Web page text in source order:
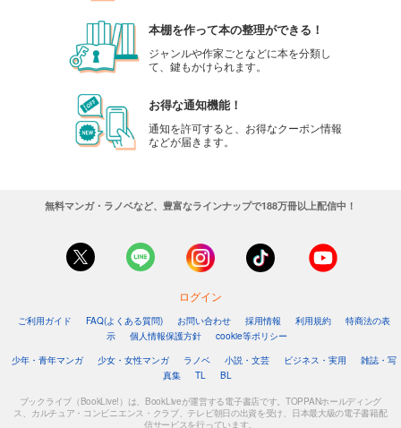
本棚を作って本の整理ができる！
ジャンルや作家ごとなどに本を分類し
て、鍵もかけられます。
お得な通知機能！
通知を許可すると、お得なクーポン情報
などが届きます。
無料マンガ・ラノベなど、豊富なラインナップで188万冊以上配信中！
ログイン
ご利用ガイド FAQ(よくある質問) お問い合わせ 採用情報 利用規約
特商法の表
示
個人情報保護方針
cookie等ポリシー
少年・青年マンガ
少女・女性マンガ ラノベ 小説・文芸 ビジネス・実用
雑誌・写
真集
TL BL
ブックライブ（BookLive!）は、BookLiveが運営する電子書店です。TOPPANホールディング
ス、カルチュア・コンビニエンス・クラブ、テレビ朝日の出資を受け、日本最大級の電子書籍配
信サービスを行っています。